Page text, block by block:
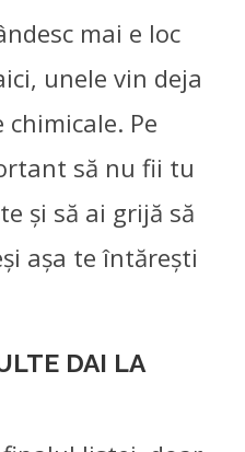
mai e loc
unele vin deja
Pe
să nu fii tu
și să ai grijă să
așa te întărești
DAI LA